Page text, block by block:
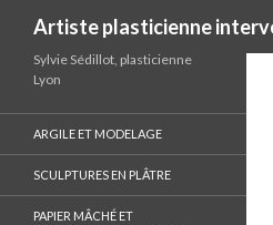
Artiste plasticienne
Sylvie Sédillot, plasticienne
Lyon
ARGILE ET MODELAGE
SCULPTURES EN PLÂTRE
PAPIER MÂCHÉ ET